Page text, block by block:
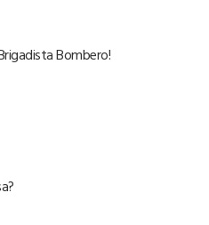
Bombero!